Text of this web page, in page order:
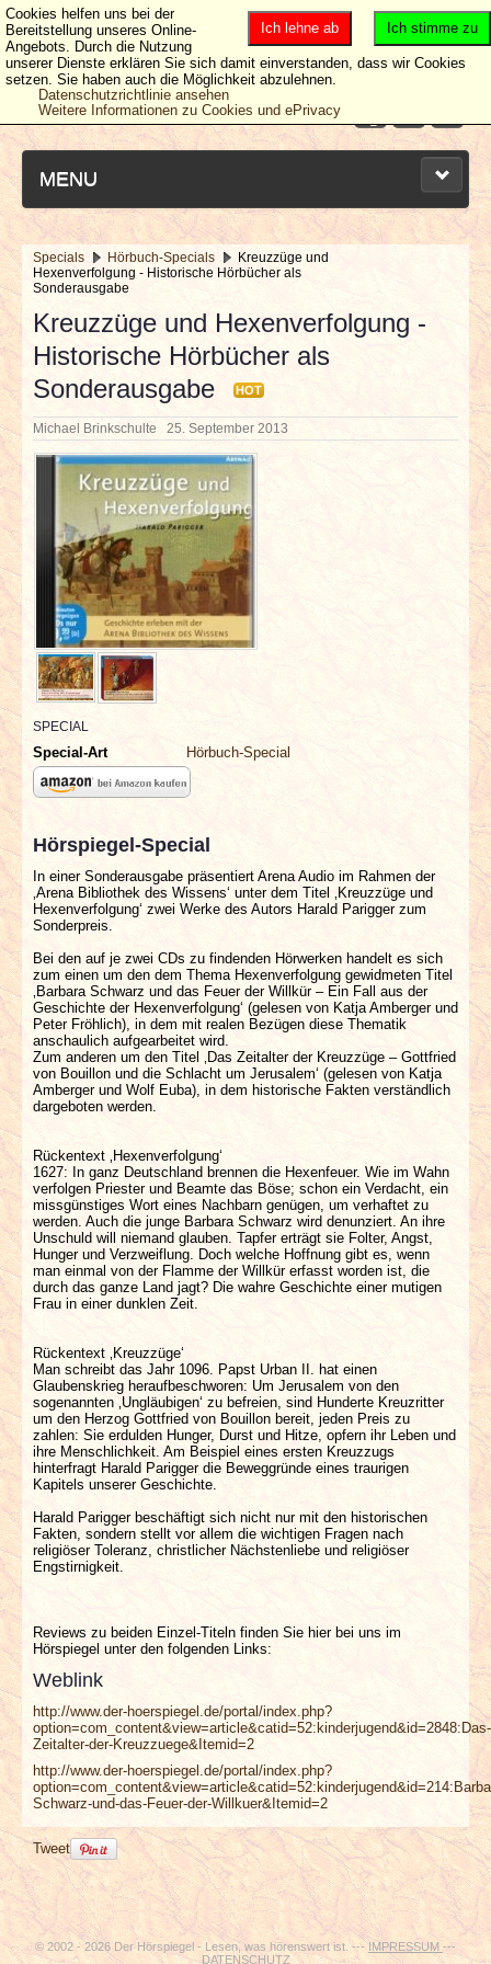
MENU
NEUESTE ARTIKEL
NEWS & DATES
BERICHTE
VERLOSUNGEN
INTERVIEWS
SPECIALS
REDAKTION
LINKS
ARCHIV
Specials Hörbuch-Specials
Kreuzzüge und
Hexenverfolgung - Historische Hörbücher als
Sonderausgabe
Kreuzzüge und Hexenverfolgung -
Historische Hörbücher als
Sonderausgabe
HOT
Michael Brinkschulte 25. September 2013
SPECIAL
Special-Art Hörbuch-Special
Hörspiegel-Special
In einer Sonderausgabe präsentiert Arena Audio im Rahmen der
‚Arena Bibliothek des Wissens‘ unter dem Titel ‚Kreuzzüge und
Hexenverfolgung‘ zwei Werke des Autors Harald Parigger zum
Sonderpreis.
Bei den auf je zwei CDs zu findenden Hörwerken handelt es sich
zum einen um den dem Thema Hexenverfolgung gewidmeten Titel
‚Barbara Schwarz und das Feuer der Willkür – Ein Fall aus der
Geschichte der Hexenverfolgung‘ (gelesen von Katja Amberger und
Peter Fröhlich), in dem mit realen Bezügen diese Thematik
anschaulich aufgearbeitet wird.
Zum anderen um den Titel ‚Das Zeitalter der Kreuzzüge – Gottfried
von Bouillon und die Schlacht um Jerusalem‘ (gelesen von Katja
Amberger und Wolf Euba), in dem historische Fakten verständlich
dargeboten werden.
Rückentext ‚Hexenverfolgung‘
1627: In ganz Deutschland brennen die Hexenfeuer. Wie im Wahn
verfolgen Priester und Beamte das Böse; schon ein Verdacht, ein
missgünstiges Wort eines Nachbarn genügen, um verhaftet zu
werden. Auch die junge Barbara Schwarz wird denunziert. An ihre
Unschuld will niemand glauben. Tapfer erträgt sie Folter, Angst,
Hunger und Verzweiflung. Doch welche Hoffnung gibt es, wenn
man einmal von der Flamme der Willkür erfasst worden ist, die
durch das ganze Land jagt? Die wahre Geschichte einer mutigen
Frau in einer dunklen Zeit.
Rückentext ‚Kreuzzüge‘
Man schreibt das Jahr 1096. Papst Urban II. hat einen
Glaubenskrieg heraufbeschworen: Um Jerusalem von den
sogenannten ‚Ungläubigen‘ zu befreien, sind Hunderte Kreuzritter
um den Herzog Gottfried von Bouillon bereit, jeden Preis zu
zahlen: Sie erdulden Hunger, Durst und Hitze, opfern ihr Leben und
ihre Menschlichkeit. Am Beispiel eines ersten Kreuzzugs
hinterfragt Harald Parigger die Beweggründe eines traurigen
Kapitels unserer Geschichte.
Harald Parigger beschäftigt sich nicht nur mit den historischen
Fakten, sondern stellt vor allem die wichtigen Fragen nach
religiöser Toleranz, christlicher Nächstenliebe und religiöser
Engstirnigkeit.
Reviews zu beiden Einzel-Titeln finden Sie hier bei uns im
Hörspiegel unter den folgenden Links:
Weblink
http://www.der-hoerspiegel.de/portal/index.php?
option=com_content&view=article&catid=52:kinderjugend&id=2848:Das-
Zeitalter-der-Kreuzzuege&Itemid=2
http://www.der-hoerspiegel.de/portal/index.php?
Schwarz-und-das-Feuer-der-Willkuer&Itemid=2
Tweet
© 2002 - 2026 Der Hörspiegel - Lesen, was hörenswert ist. ---IMPRESSUM ---
DATENSCHUTZ
Ich stimme zu
Ich lehne ab
Cookies helfen uns bei der
Bereitstellung unseres Online-
Angebots. Durch die Nutzung
unserer Dienste erklären Sie sich damit einverstanden, dass wir Cookies
setzen. Sie haben auch die Möglichkeit abzulehnen.
Datenschutzrichtlinie ansehen
Weitere Informationen zu Cookies und ePrivacy